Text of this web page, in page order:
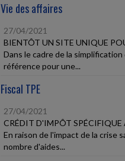
Vie des affaires
27/04/2021
BIENTÔT UN SITE UNIQUE
Dans le cadre de la
référence pour une...
Fiscal TPE
27/04/2021
CRÉDIT D'IMPÔT SPÉCIFIQUE
En raison de l'impact de la crise
nombre d'aides...